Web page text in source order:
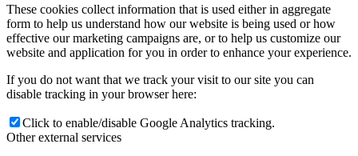
These cookies collect information that is used either in aggregate
form to help us understand how our website is being used or how
effective our marketing campaigns are, or to help us customize our
website and application for you in order to enhance your experience.
If you do not want that we track your visit to our site you can
disable tracking in your browser here:
Click to enable/disable Google Analytics tracking.
Other external services